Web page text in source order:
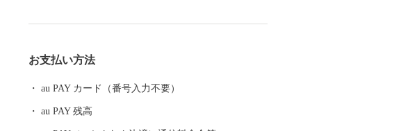
降、総務省によるふるさと納税の見直しにより、直方
お支払い方法
au PAY カード（番号入力不要）
au PAY 残高